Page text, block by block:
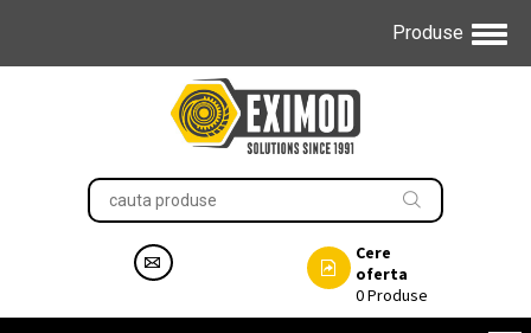
Produse
Cere
oferta
0Produse